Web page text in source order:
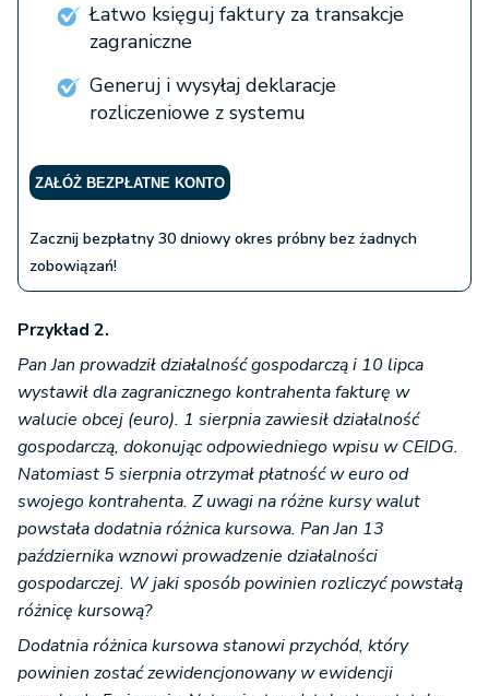
Łatwo księguj faktury za transakcje
zagraniczne
Generuj i wysyłaj deklaracje
rozliczeniowe z systemu
ZAŁÓŻ BEZPŁATNE KONTO
Zacznij bezpłatny 30 dniowy okres próbny bez żadnych
zobowiązań!
Przykład 2.
Pan Jan prowadził działalność gospodarczą i 10 lipca
wystawił dla zagranicznego kontrahenta fakturę w
walucie obcej (euro). 1 sierpnia zawiesił działalność
gospodarczą, dokonując odpowiedniego wpisu w CEIDG.
Natomiast 5 sierpnia otrzymał płatność w euro od
swojego kontrahenta. Z uwagi na różne kursy walut
powstała dodatnia różnica kursowa. Pan Jan 13
października wznowi prowadzenie działalności
gospodarczej. W jaki sposób powinien rozliczyć powstałą
różnicę kursową?
Dodatnia różnica kursowa stanowi przychód, który
powinien zostać zewidencjonowany w ewidencji